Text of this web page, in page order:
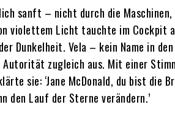
sanft – nicht durch die
violettem Licht tauchte im Cockpit
Dunkelheit. Vela – kein Name in
Autorität zugleich aus. Mit einer
sie: ‘Jane McDonald, du bist die
den Lauf der Sterne verändern.’